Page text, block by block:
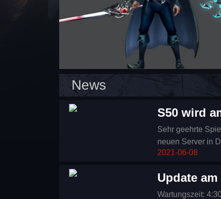
News
S50 wird
Sehr geehrte Spieler, Wir sind froh Euch mitzuteilen, dass
neuen Server in
Hacha, wird am
2021-06-08
Update am
Wartungszeit: